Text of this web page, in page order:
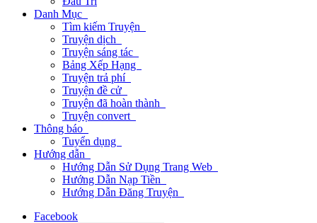
Danh Mục
Tìm kiếm Truyện
Truyện dịch
Truyện sáng tác
Bảng Xếp Hạng
Truyện trả phí
Truyện đề cử
Truyện đã hoàn thành
Truyện convert
Thông báo
Tuyển dụng
Hướng dẫn
Hướng Dẫn Sử Dụng Trang Web
Hướng Dẫn Nạp Tiền
Hướng Dẫn Đăng Truyện
Facebook